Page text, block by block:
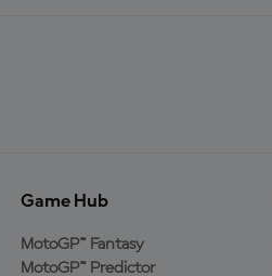
Game Hub
MotoGP™ Fantasy
MotoGP™ Predictor